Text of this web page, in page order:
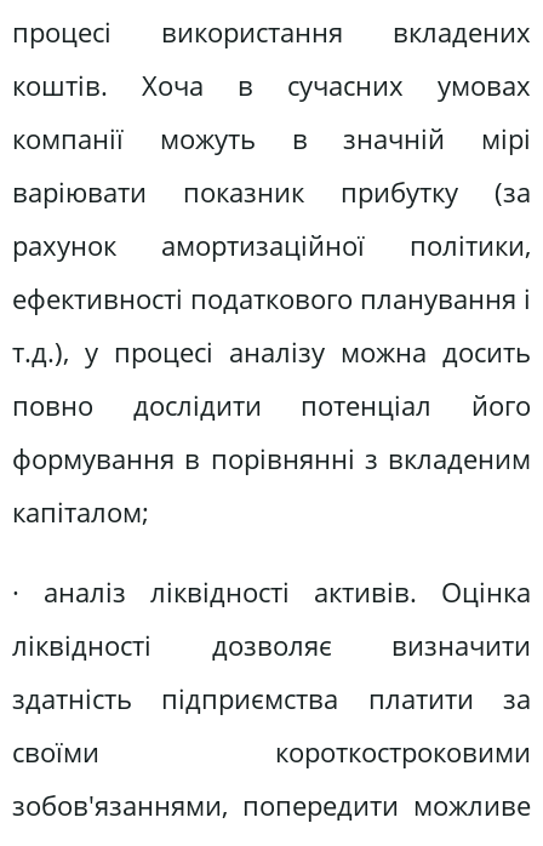
процесі використання вкладених
коштів. Хоча в сучасних умовах
компанії можуть в значній мірі
варіювати показник прибутку (за
рахунок амортизаційної політики,
ефективності податкового планування і
т.д.), у процесі аналізу можна досить
повно дослідити потенціал його
формування в порівнянні з вкладеним
капіталом;
· аналіз ліквідності активів. Оцінка
ліквідності дозволяє визначити
здатність підприємства платити за
своїми короткостроковими
зобов'язаннями, попередити можливе